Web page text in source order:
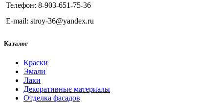
Телефон: 8-903-651-75-36
E-mail: stroy-36@yandex.ru
Каталог
Краски
Эмали
Лаки
Декоративные материалы
Отделка фасадов